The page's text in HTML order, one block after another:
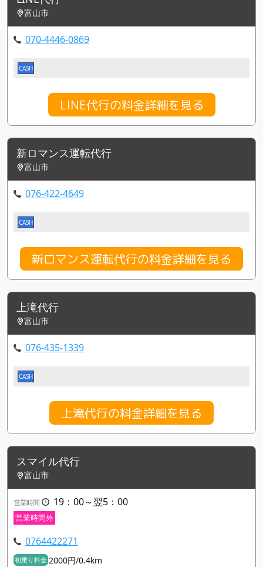
富山市
070-4446-0869
CASH
LINE代行の料金詳細を見る
新ロマンス運転代行
富山市
076-422-4649
CASH
新ロマンス運転代行の料金詳細を見る
上滝代行
富山市
076-435-1339
CASH
上滝代行の料金詳細を見る
スマイル代行
富山市
営業時間 19：00～翌5：00
営業時間外
0764422271
初乗り料金 2000円/0.4km